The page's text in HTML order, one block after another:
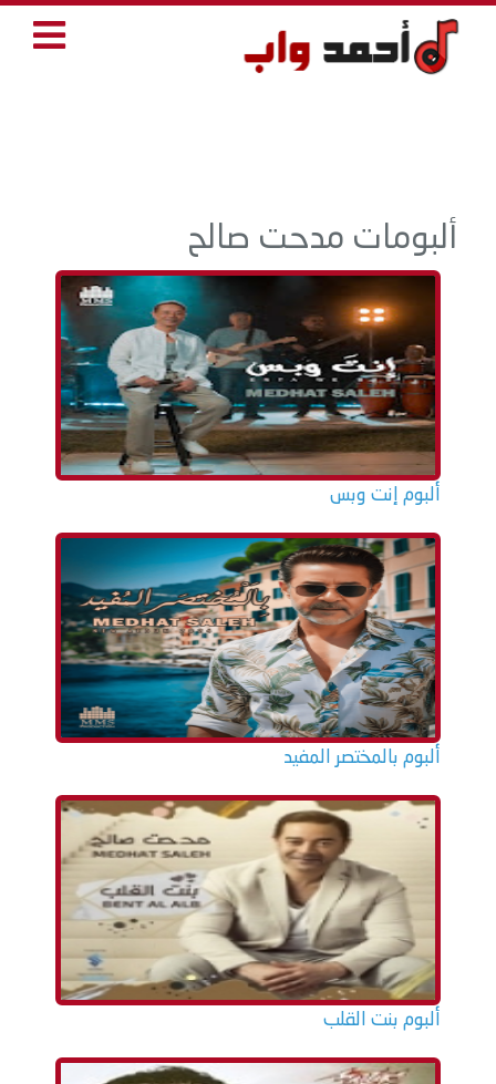
ألبومات مدحت صالح
ألبوم إنت وبس
ألبوم بالمختصر المفيد
ألبوم بنت القلب